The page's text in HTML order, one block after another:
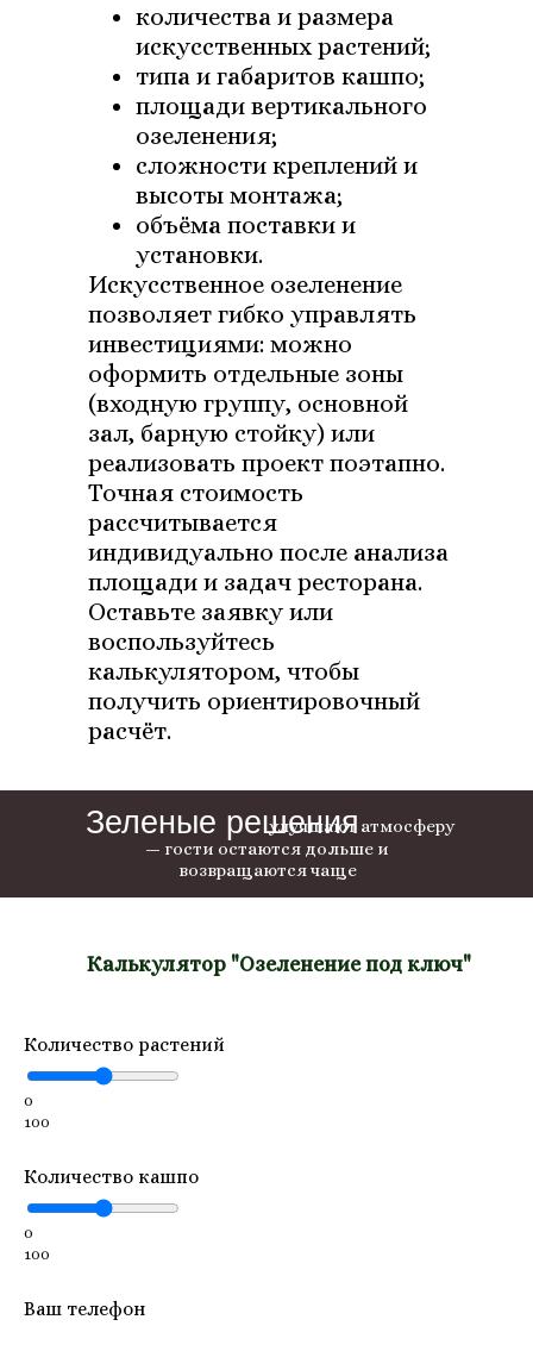
количества и размера
искусственных растений;
типа и габаритов кашпо;
площади вертикального
озеленения;
сложности креплений и
высоты монтажа;
объёма поставки и
установки.
Искусственное озеленение
позволяет гибко управлять
инвестициями: можно
оформить отдельные зоны
(входную группу, основной
зал, барную стойку) или
реализовать проект поэтапно.
Точная стоимость
рассчитывается
индивидуально после анализа
площади и задач ресторана.
Оставьте заявку или
воспользуйтесь
калькулятором, чтобы
получить ориентировочный
расчёт.
— гости остаются дольше и
возвращаются чаще
улучшают атмосферу
Зеленые решения
Калькулятор "Озеленение под ключ"
Количество растений
0
100
Количество кашпо
0
100
Ваш телефон